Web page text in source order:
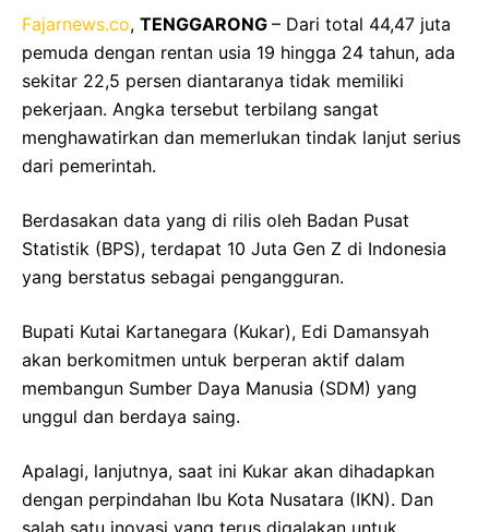
Fajarnews.co, TENGGARONG – Dari total 44,47 juta
pemuda dengan rentan usia 19 hingga 24 tahun, ada
sekitar 22,5 persen diantaranya tidak memiliki
pekerjaan. Angka tersebut terbilang sangat
menghawatirkan dan memerlukan tindak lanjut serius
dari pemerintah.
Berdasakan data yang di rilis oleh Badan Pusat
Statistik (BPS), terdapat 10 Juta Gen Z di Indonesia
yang berstatus sebagai pengangguran.
Bupati Kutai Kartanegara (Kukar), Edi Damansyah
akan berkomitmen untuk berperan aktif dalam
membangun Sumber Daya Manusia (SDM) yang
unggul dan berdaya saing.
Apalagi, lanjutnya, saat ini Kukar akan dihadapkan
dengan perpindahan Ibu Kota Nusatara (IKN). Dan
salah satu inovasi yang terus digalakan untuk